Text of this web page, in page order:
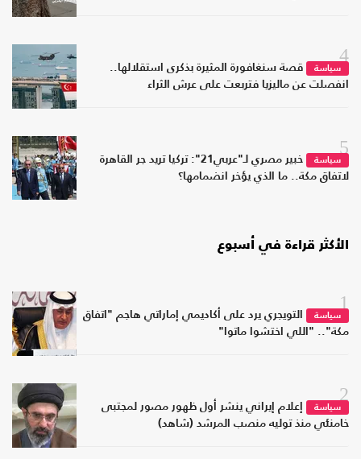
4
سياسة
قصة سنغافورة المثيرة بذكرى استقلالها..
انفصلت عن ماليزيا فتربعت على عرش الثراء
5
سياسة
خبير مصري لـ"عربي21": تركيا تريد جر القاهرة
لاتفاق مكة.. ما الذي يؤخر انضمامها؟
الأكثر قراءة في أسبوع
1
سياسة
التويجري يرد على أكاديمي إماراتي هاجم "اتفاق
مكة".. "اللي اختشوا ماتوا"
2
سياسة
إعلام إيراني ينشر أول ظهور مصور لمجتبى
خامنئي منذ توليه منصب المرشد (شاهد)